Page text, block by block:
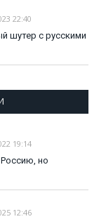
22:40
шутер с русскими
19:14
но
12:46